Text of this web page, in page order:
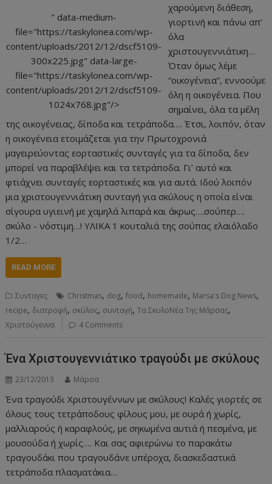
" data-medium-
file="https://taskylonea.com/wp-
content/uploads/2012/12/dscf5109-
300x225.jpg" data-large-
file="https://taskylonea.com/wp-
content/uploads/2012/12/dscf5109-
1024x768.jpg"/>
χαρούμενη διάθεση,
γιορτινή και πάνω απ’
όλα
χριστουγεννιάτικη…
Όταν όμως λέμε
“οικογένεια”, εννοούμε
όλη η οικογένεια. Που
σημαίνει, όλα τα μέλη
της οικογένειας, δίποδα και τετράποδα…. Έτσι, λοιπόν, όταν
η οικογένεια ετοιμάζεται για την Πρωτοχρονιά
μαγειρεύοντας εορταστικές συνταγές για τα δίποδα, δεν
μπορεί να παραβλέψει και τα τετράποδα. Γι’ αυτό και
φτιάχνει συνταγές εορταστικές και για αυτά. Ιδού λοιπόν
μια χριστουγεννιάτικη συνταγή για σκύλους η οποία είναι
σίγουρα υγιεινή με χαμηλά λιπαρά και άκρως….σούπερ….
σκύλο - νόστιμη…! ΥΛΙΚΑ 1 κουταλιά της σούπας ελαιόλαδο
1/2…
READ MORE
Συνταγες Christmas, dog,food, homemade, Marsa's Dog News,
recipe, διατροφή, σκύλος, συνταγή,Τα ΣκυλοΝέα Της Μάρσας,
Χριστούγεννα 4 Comments
Ένα Χριστουγεννιάτικο τραγούδι με σκύλους
23/12/2013 Μάρσα
Ένα τραγούδι Χριστουγέννων με σκύλους! Καλές γιορτές σε
όλους τους τετράποδους φίλους μου, με ουρά ή χωρίς,
μαλλιαρούς ή καραφλούς, με σηκωμένα αυτιά ή πεσμένα, με
μουσούδα ή χωρίς…. Και σας αφιερώνω το παρακάτω
τραγουδάκι που τραγουδάνε υπέροχα, διασκεδαστικά
τετράποδα πλασματάκια…